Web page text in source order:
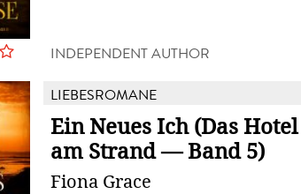
INDEPENDENT AUTHOR
LIEBESROMANE
Ein Neues Ich (Das Hotel
am Strand — Band 5)
Fiona Grace